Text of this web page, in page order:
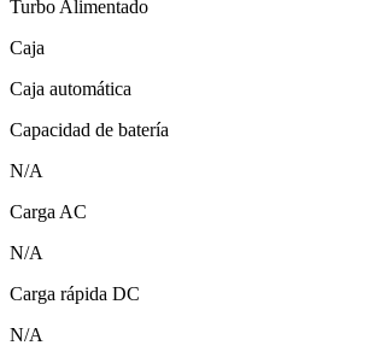
Turbo Alimentado
Caja
Caja automática
Capacidad de batería
N/A
Carga AC
N/A
Carga rápida DC
N/A